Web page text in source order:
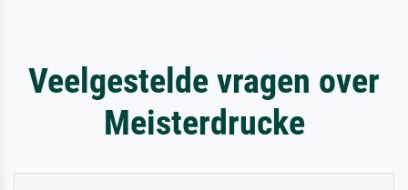
Veelgestelde vragen over
Meisterdrucke